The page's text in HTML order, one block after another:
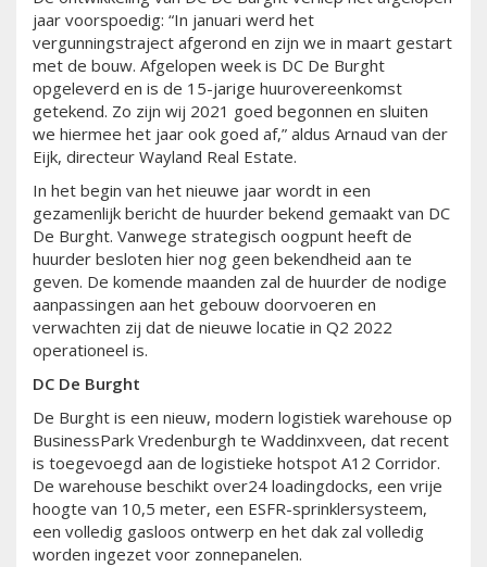
jaar voorspoedig: “In januari werd het
vergunningstraject afgerond en zijn we in maart gestart
met de bouw. Afgelopen week is DC De Burght
opgeleverd en is de 15-jarige huurovereenkomst
getekend. Zo zijn wij 2021 goed begonnen en sluiten
we hiermee het jaar ook goed af,” aldus Arnaud van der
Eijk, directeur Wayland Real Estate.
In het begin van het nieuwe jaar wordt in een
gezamenlijk bericht de huurder bekend gemaakt van DC
De Burght. Vanwege strategisch oogpunt heeft de
huurder besloten hier nog geen bekendheid aan te
geven. De komende maanden zal de huurder de nodige
aanpassingen aan het gebouw doorvoeren en
verwachten zij dat de nieuwe locatie in Q2 2022
operationeel is.
DC De Burght
De Burght is een nieuw, modern logistiek warehouse op
BusinessPark Vredenburgh te Waddinxveen, dat recent
is toegevoegd aan de logistieke hotspot A12 Corridor.
De warehouse beschikt over24 loadingdocks, een vrije
hoogte van 10,5 meter, een ESFR-sprinklersysteem,
een volledig gasloos ontwerp en het dak zal volledig
worden ingezet voor zonnepanelen.